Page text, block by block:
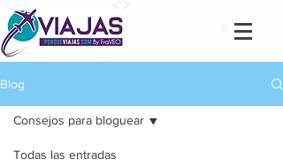
Blog
Todas las entradas
Consejos para bloguear